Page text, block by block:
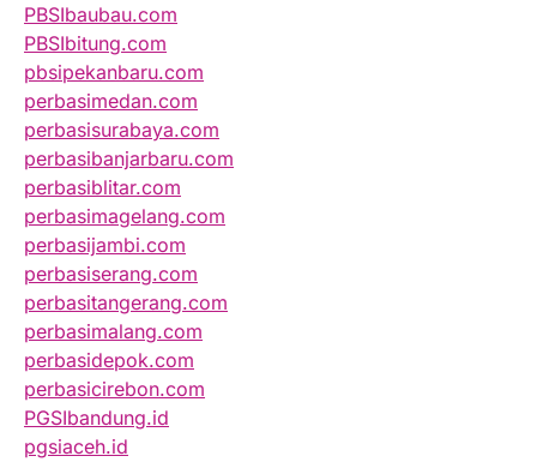
PBSIbaubau.com
PBSIbitung.com
pbsipekanbaru.com
perbasimedan.com
perbasisurabaya.com
perbasibanjarbaru.com
perbasiblitar.com
perbasimagelang.com
perbasijambi.com
perbasiserang.com
perbasitangerang.com
perbasimalang.com
perbasidepok.com
perbasicirebon.com
PGSIbandung.id
pgsiaceh.id